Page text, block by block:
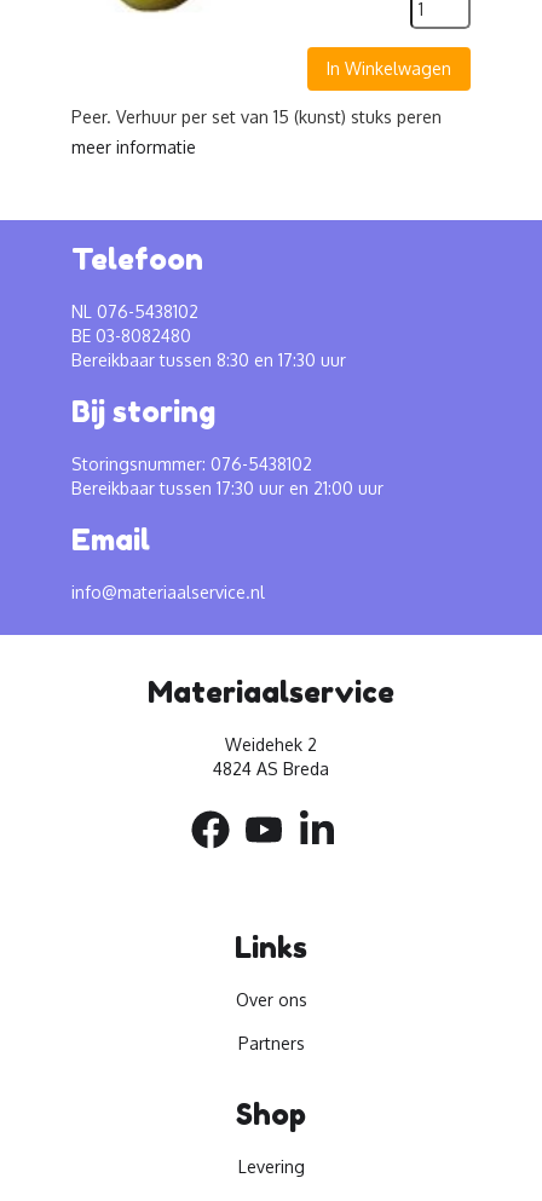
In Winkelwagen
Peer. Verhuur per set van 15 (kunst) stuks peren
meer informatie
Telefoon
NL 076-5438102
BE 03-8082480
Bereikbaar tussen 8:30 en 17:30 uur
Bij storing
Storingsnummer: 076-5438102
Bereikbaar tussen 17:30 uur en 21:00 uur
Email
info@materiaalservice.nl
Materiaalservice
Weidehek 2
4824 AS Breda
Links
Over ons
Partners
Shop
Levering